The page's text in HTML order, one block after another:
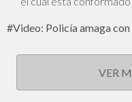
#Video: Policía amaga
VER